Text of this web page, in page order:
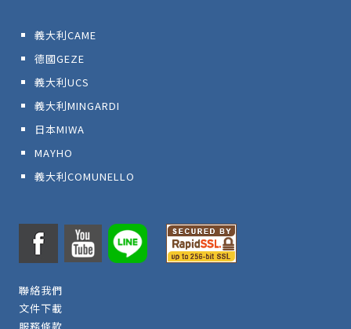
義大利CAME
德國GEZE
義大利UCS
義大利MINGARDI
日本MIWA
MAYHO
義大利COMUNELLO
聯絡我們
文件下載